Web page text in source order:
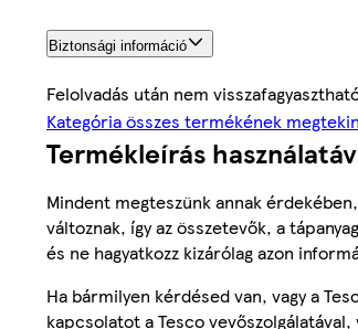
Biztonsági információ
Felolvadás után nem
Kategória összes termékének
Termékleírás
Mindent megteszünk annak
változnak, így az összetevők, a
és ne hagyatkozz kizárólag azon
Ha bármilyen kérdésed van, vagy a
kapcsolatot a Tesco